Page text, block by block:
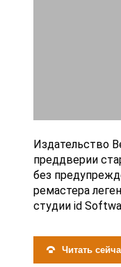
Издательство
преддверии
без
ремастера
студии id
Читать